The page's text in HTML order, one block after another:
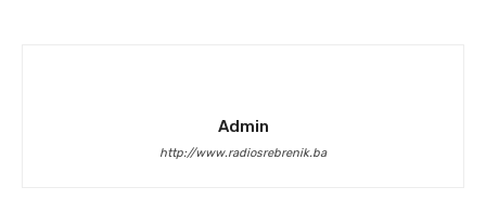
Admin
http://www.radiosrebrenik.ba